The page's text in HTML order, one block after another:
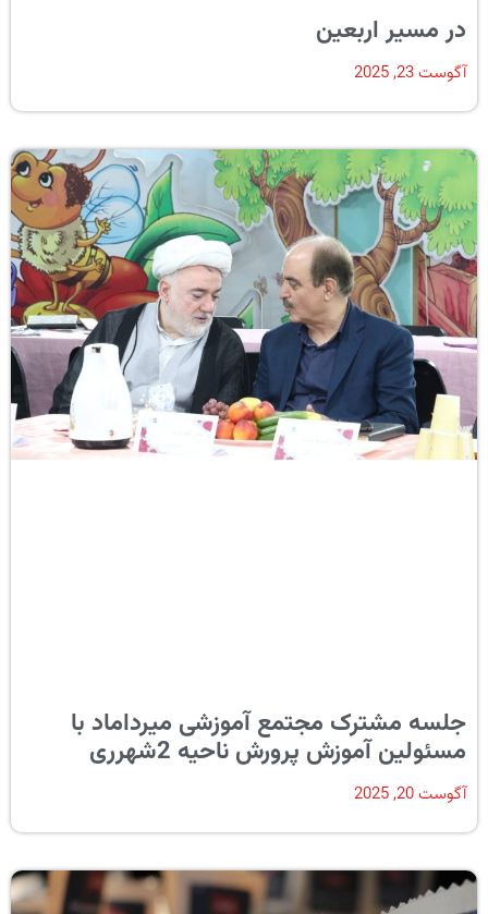
در مسیر اربعین
آگوست 23, 2025
جلسه مشترک مجتمع آموزشی میرداماد با
مسئولین آموزش پرورش ناحیه 2شهرری
آگوست 20, 2025